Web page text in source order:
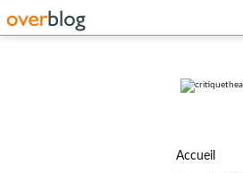
Accueil